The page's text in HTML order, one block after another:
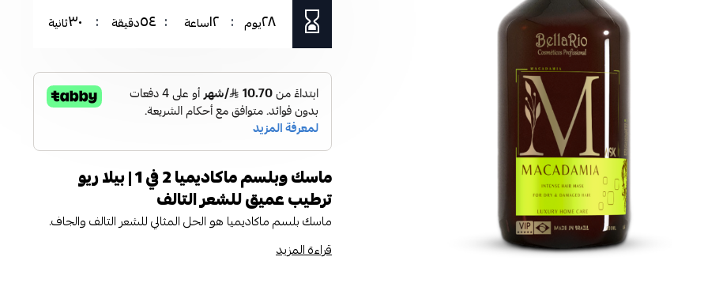
٢٧ثانية ٥٤دقيقة ١٢ساعة ٢٨يوم
ماسك وبلسم ماكاديميا 2 في 1 | بيلا ريو
ترطيب عميق للشعر التالف
ماسك بلسم ماكاديميا هو الحل المثالي للشعر التالف والجاف.
يتميز بكونه أفضل بلسم للشعر المتضرر، حيث يحارب المسامية
ويحسن مرونة الشعر. يترك الشعر ناعماً وسلساً بعد استخدام
قراءة المزيد